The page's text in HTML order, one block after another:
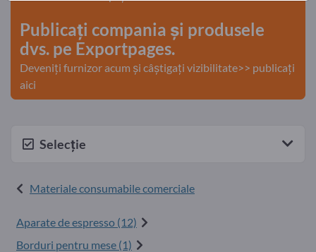
Publicați compania și produsele
dvs. pe Exportpages.
Deveniți furnizor acum și câștigați vizibilitate>> publicați
aici
Selecție
Materiale consumabile comerciale
Aparate de espresso (12)
Borduri pentru mese (1)